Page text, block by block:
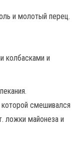
и молотый перец.
смешивался
ложки майонеза и